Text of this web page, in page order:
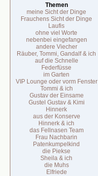
Themen
meine Sicht der Dinge
Frauchens Sicht der Dinge
Laufis
ohne viel Worte
nebenbei eingefangen
andere Viecher
Räuber, Tommi, Gandalf & ich
auf die Schnelle
Federfüsse
im Garten
VIP Lounge oder vorm Fenster
Tommi & ich
Gustav der Einsame
Gustel Gustav & Kimi
Hinnerk
aus der Konserve
Hinnerk & ich
das Fellnasen Team
Frau Nachbarin
Patenkumpelkind
die Piekse
Sheila & ich
die Muhs
Elfriede